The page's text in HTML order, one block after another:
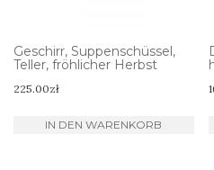
Geschirr, Suppenschüssel,
Teller, fröhlicher Herbst
225.00zł
IN DEN WARENKORB